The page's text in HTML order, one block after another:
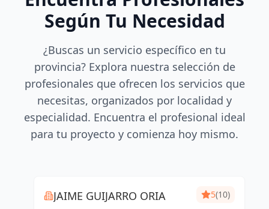
Según Tu Necesidad
¿Buscas un servicio específico en tu
provincia? Explora nuestra selección de
profesionales que ofrecen los servicios que
necesitas, organizados por localidad y
especialidad. Encuentra el profesional ideal
para tu proyecto y comienza hoy mismo.
JAIME GUIJARRO ORIA 5(10)